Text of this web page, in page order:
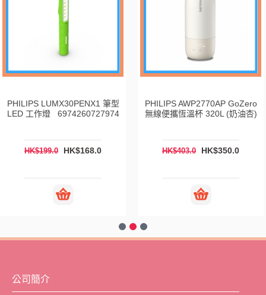
PHILIPS LUMX30PENX1 筆型
LED 工作燈 6974260727974
HK$199.0 HK$168.0
PHILIPS AWP2770AP GoZero
無線便攜恆溫杯 320L (奶油杏)
HK$403.0 HK$350.0
公司簡介